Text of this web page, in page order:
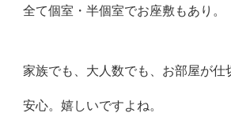
全て個室・半個室でお座敷もあり。
家族でも、大人数でも、お部屋が仕
安心。嬉しいですよね。